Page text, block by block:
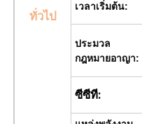
ทั่วไป
เวลาเริ่มต้น:
ประมวล
กฎหมายอาญา:
ซีซีที: